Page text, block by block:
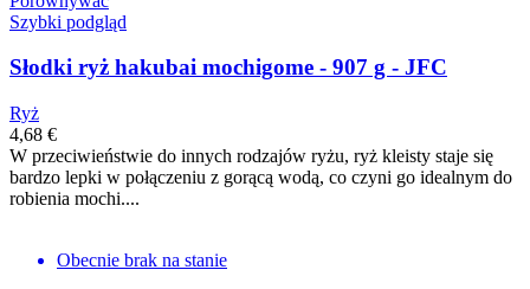
Szybki podgląd
Słodki ryż hakubai mochigome - 907 g - JFC
Ryż
4,68 €
W przeciwieństwie do innych rodzajów ryżu, ryż kleisty staje się
bardzo lepki w połączeniu z gorącą wodą, co czyni go idealnym do
robienia mochi....
Obecnie brak na stanie